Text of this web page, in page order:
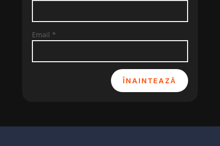
Email *
ÎNAINTEAZĂ